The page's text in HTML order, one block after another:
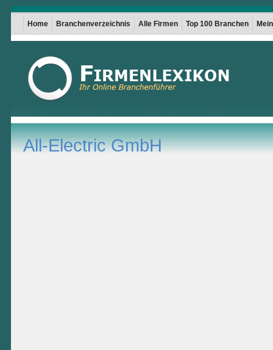
Home Branchenverzeichnis Alle Firmen Top 100 Branchen
All-Electric GmbH